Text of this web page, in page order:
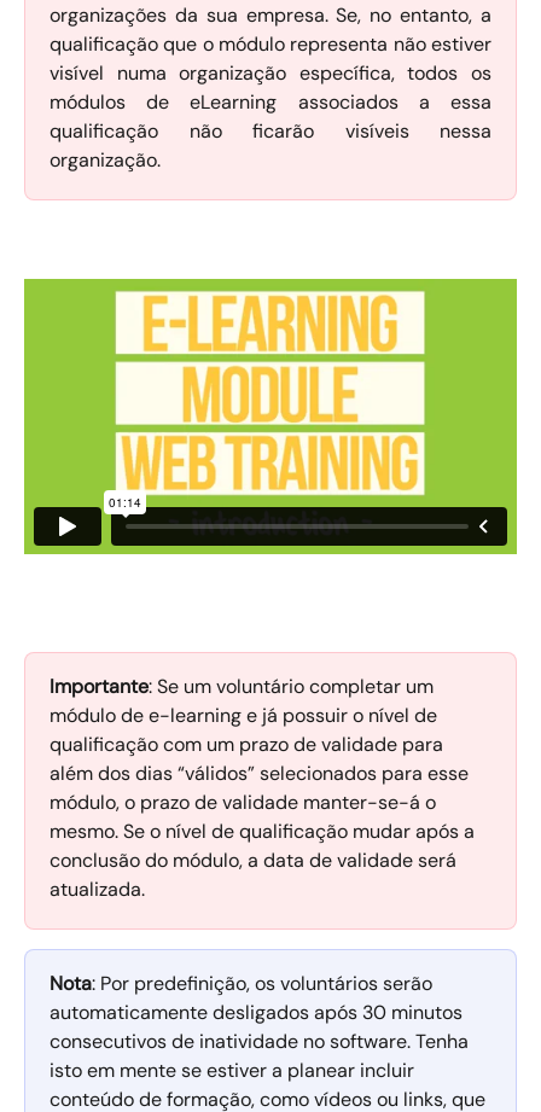
organizações da sua empresa. Se, no entanto, a
qualificação que o módulo representa não estiver
visível numa organização específica, todos os
módulos de eLearning associados a essa
qualificação não ficarão visíveis nessa
organização.
Importante: Se um voluntário completar um
módulo de e-learning e já possuir o nível de
qualificação com um prazo de validade para
além dos dias “válidos” selecionados para esse
módulo, o prazo de validade manter-se-á o
mesmo. Se o nível de qualificação mudar após a
conclusão do módulo, a data de validade será
atualizada.
Nota: Por predefinição, os voluntários serão
automaticamente desligados após 30 minutos
consecutivos de inatividade no software. Tenha
isto em mente se estiver a planear incluir
conteúdo de formação, como vídeos ou links, que